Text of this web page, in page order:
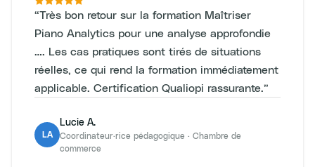
“Très bon retour sur la formation Maîtriser
Piano Analytics pour une analyse approfondie
…. Les cas pratiques sont tirés de situations
réelles, ce qui rend la formation immédiatement
applicable. Certification Qualiopi rassurante.”
LA
Lucie A.
Coordinateur·rice pédagogique · Chambre de
commerce